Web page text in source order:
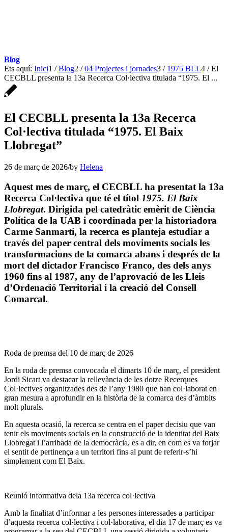
Blog
Ets aquí: Inici1 / Blog2 / 04 Projectes i jornades3 / 1975 BLL4 / El
CECBLL presenta la 13a Recerca Col·lectiva titulada “1975. El ...
El CECBLL presenta la 13a Recerca
Col·lectiva titulada “1975. El Baix
Llobregat”
26 de març de 2026/by Helena
Aquest mes de març, el CECBLL ha presentat la 13a
Recerca Col·lectiva que té el títol 1975. El Baix
Llobregat. Dirigida pel catedràtic emèrit de Ciència
Política de la UAB i coordinada per la historiadora
Carme Sanmartí, la recerca es planteja estudiar a
través del paper central dels moviments socials les
transformacions de la comarca abans i després de la
mort del dictador Francisco Franco, des dels anys
1960 fins al 1987, any de l’aprovació de les Lleis
d’Ordenació Territorial i la creació del Consell
Comarcal.
Roda de premsa del 10 de març de 2026
En la roda de premsa convocada el dimarts 10 de març, el president
Jordi Sicart va destacar la rellevància de les dotze Recerques
Col·lectives organitzades des de l’any 1980 que han col·laborat en
gran mesura a aprofundir en la història de la comarca des d’àmbits
molt plurals.
En aquesta ocasió, la recerca se centra en el paper decisiu que van
tenir els moviments socials en la construcció de la identitat del Baix
Llobregat i l’arribada de la democràcia, es a dir, en com es va forjar
el sentit de pertinença a un territori fins al punt de referir-s’hi
simplement com El Baix.
Reunió informativa dela 13a recerca col·lectiva
Amb la finalitat d’informar a les persones interessades a participar
d’aquesta recerca col·lectiva i col·laborativa, el dia 17 de març es va